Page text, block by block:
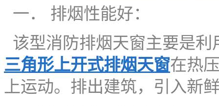
一． 排烟性能好：
该型消防排烟天窗主要是
三角形上开式排烟天窗在热
上运动。排出建筑，引入新